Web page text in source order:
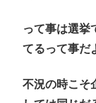
って事は選挙
てるって事だ
不況の時こそ